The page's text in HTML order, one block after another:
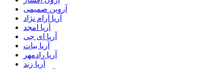
آروین صمیمی
آریا آرام نژاد
آریا امجد
آریا ای جی
آریا بیات
آریا رادمهر
آریا زند